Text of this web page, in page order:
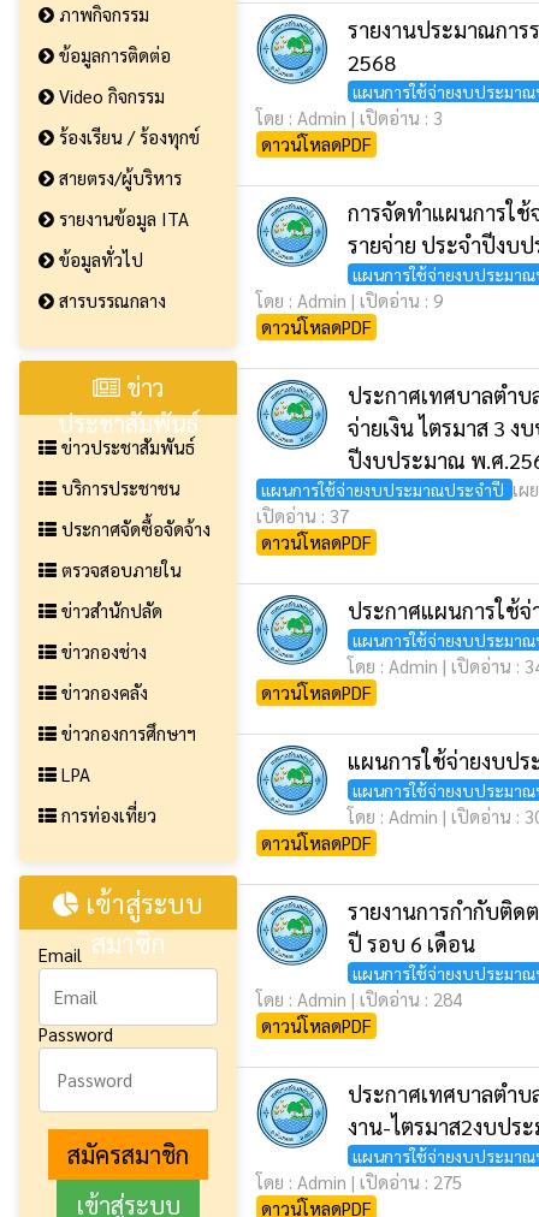
ภาพกิจกรรม
ข้อมูลการติดต่อ
Video กิจกรรม
ร้องเรียน / ร้องทุกข์
สายตรง/ผู้บริหาร
รายงานข้อมูล ITA
ข้อมูลทั่วไป
สารบรรณกลาง
ข่าว
ประชาสัมพันธ์
ข่าวประชาสัมพันธ์
บริการประชาชน
ประกาศจัดซื้อจัดจ้าง
ตรวจสอบภายใน
ข่าวสำนักปลัด
ข่าวกองช่าง
ข่าวกองคลัง
ข่าวกองการศึกษาฯ
LPA
การท่องเที่ยว
เข้าสู่ระบบ
สมาชิก
Email
Password
สมัครสมาชิก
รายงานประมาณกา
2568
แผนการใช้จ่ายงบประมา
โดย : Admin | เปิดอ่าน : 3
ดาวน์โหลดPDF
การจัดทำแผนการใช้
รายจ่าย ประจำปีงบ
แผนการใช้จ่ายงบประมา
โดย : Admin | เปิดอ่าน : 9
ดาวน์โหลดPDF
ประกาศเทศบาลตำบ
จ่ายเงิน ไตรมาส 3
ปีงบประมาณ พ.ศ
แผนการใช้จ่ายงบประมาณประจำปี เผ
เปิดอ่าน : 37
ดาวน์โหลดPDF
ประกาศแผนการใช้
แผนการใช้จ่ายงบประมา
โดย : Admin | เปิดอ่าน :
ดาวน์โหลดPDF
แผนการใช้จ่ายงบป
แผนการใช้จ่ายงบประมา
โดย : Admin | เปิดอ่าน :
ดาวน์โหลดPDF
รายงานการกำกับติด
ปี รอบ 6 เดือน
แผนการใช้จ่ายงบประมา
โดย : Admin | เปิดอ่าน : 284
ดาวน์โหลดPDF
ประกาศเทศบาลตำบ
งาน-ไตรมาส2งบปร
แผนการใช้จ่ายงบประมา
โดย : Admin | เปิดอ่าน : 275
ดาวน์โหลดPDF